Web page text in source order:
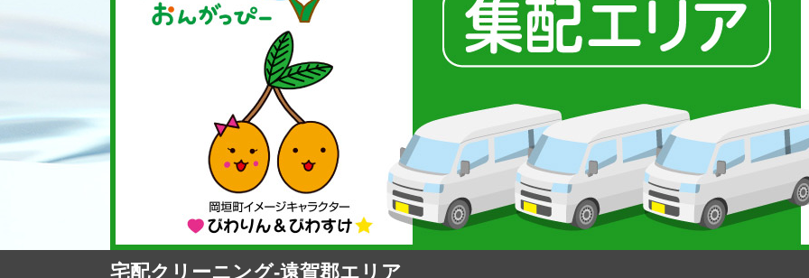
宅配クリーニング-遠賀郡エリア